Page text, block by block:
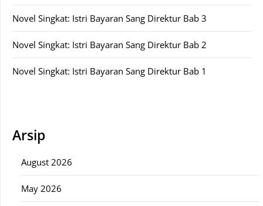
Novel Singkat: Istri Bayaran Sang Direktur Bab 3
Novel Singkat: Istri Bayaran Sang Direktur Bab 2
Novel Singkat: Istri Bayaran Sang Direktur Bab 1
Arsip
August 2026
May 2026